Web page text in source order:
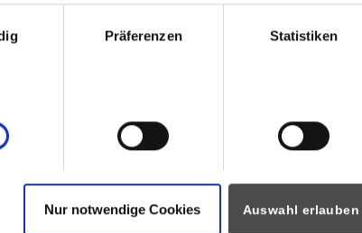
Präferenzen Statistiken
Nur notwendige Cookies Auswahl erlauben
Horb
32. Horber
Sommerferienprogramm für Kinder
und Jugendliche. Hobby Elektronik